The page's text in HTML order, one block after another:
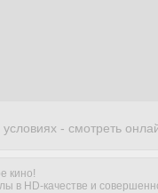
условиях - смотреть
кино!
в HD-качестве и